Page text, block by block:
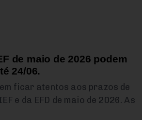
de maio de 2026 podem
24/06.
ficar atentos aos prazos de
e da EFD de maio de 2026. As